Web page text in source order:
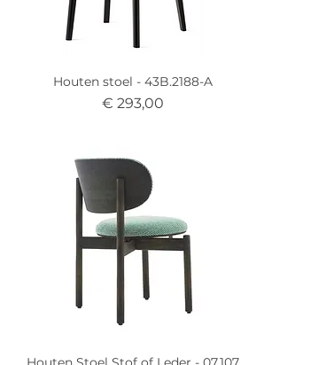
Houten stoel - 43B.2188-A
Prijs
€ 293,00